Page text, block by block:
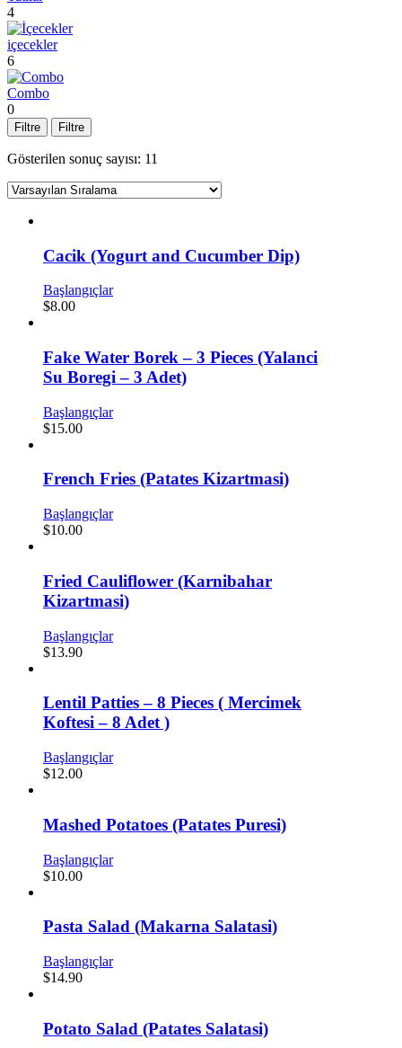
4
içecekler
6
Combo
0
Filtre Filtre
Gösterilen sonuç sayısı: 11
Cacik (Yogurt and Cucumber Dip)
Başlangıçlar
$8.00
Fake Water Borek – 3 Pieces (Yalanci
Su Boregi – 3 Adet)
Başlangıçlar
$15.00
French Fries (Patates Kizartmasi)
Başlangıçlar
$10.00
Fried Cauliflower (Karnibahar
Kizartmasi)
Başlangıçlar
$13.90
Lentil Patties – 8 Pieces ( Mercimek
Koftesi – 8 Adet )
Başlangıçlar
$12.00
Mashed Potatoes (Patates Puresi)
Başlangıçlar
$10.00
Pasta Salad (Makarna Salatasi)
Başlangıçlar
$14.90
Potato Salad (Patates Salatasi)